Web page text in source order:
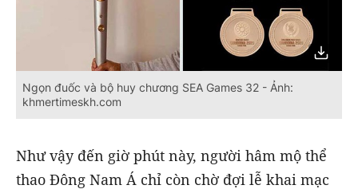
Ngọn đuốc và bộ huy chương SEA Games 32 - Ảnh:
khmertimeskh.com
Như vậy đến giờ phút này, người hâm mộ thể
thao Đông Nam Á chỉ còn chờ đợi lễ khai mạc